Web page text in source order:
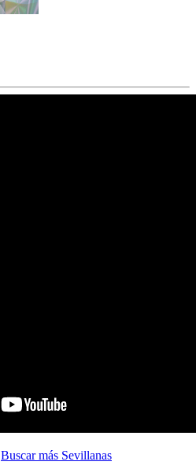
Buscar más Sevillanas